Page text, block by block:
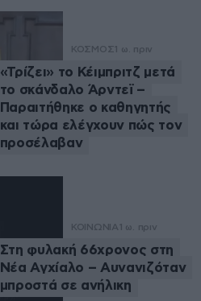
ΚΟΣΜΟΣ 1 ω. πριν
«Τρίζει» το Κέιμπριτζ μετά
το σκάνδαλο Άρντεϊ –
Παραιτήθηκε ο καθηγητής
και τώρα ελέγχουν πώς τον
προσέλαβαν
ΚΟΙΝΩΝΙΑ 1 ω. πριν
Στη φυλακή 66χρονος στη
Νέα Αγχίαλο – Αυνανιζόταν
μπροστά σε ανήλικη